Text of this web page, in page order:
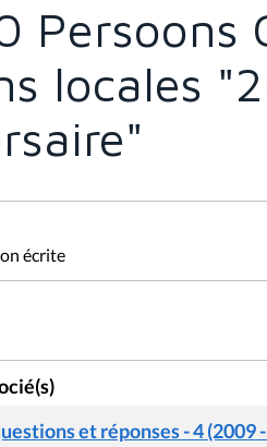
Persoons
locales
écrite
et réponses - 4 (2009